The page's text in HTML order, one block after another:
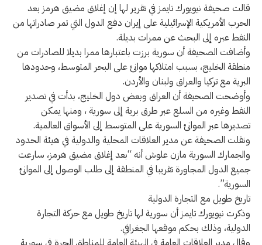
قالت صحيفة نيويورك تايمز في تقرير لها إن إغلاق مضيق هرمز بعد
الحرب الأمريكية الإسرائيلية على إيران دفع الدول التي تمر صادراتها من
النفط عبره إلى البحث عن ممرات بديلة.
وأضافت الصحيفة أن سورية برزت باعتبارها ممرا بديلا للصادرات من
منطقة الخليج، بسبب امتلاكها موانئ على البحر المتوسط، وحدودها
البرية مع تركيا والعراق ولبنان والأردن.
وأوضحت الصحيفة أن العراق وبعض دول الخليج، بدأت في تصدير
النفط وغيره من السلع عبر طرق برية إلى سورية ، ومنها يمكن
تصديرها عبر الموانئ السورية على المتوسط إلى الأسواق العالمية.
ونقلت الصحيفة عن مدير العلاقات المحلية والدولية في هيئة الحدود
والجمارك السورية مازن علوش أنه “بعد إغلاق مضيق هرمز، سارعت
جميع الدول المجاورة تقريبا في المنطقة إلى طلب الوصول إلى الموانئ
السورية”.
تاريخ طويل مع التجارة الدولية
وذكرت نيويورك تايمز أن سورية لها تاريخ طويل مع حركة التجارة
الدولية، وذلك بحكم موقعها الجغرافي.